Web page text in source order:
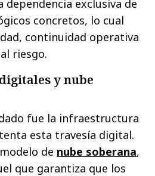
dependencia exclusiva de
concretos, lo cual
continuidad operativa
riesgo.
y nube
fue la infraestructura
esta travesía digital.
de nube soberana,
que garantiza que los